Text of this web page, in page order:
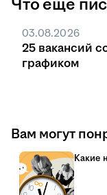
Что ещё
03.08.2026
25 вакансий
графиком
Вам могут
Какие